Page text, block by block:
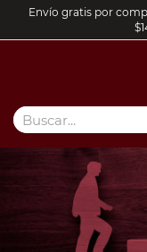
Envío gratis por